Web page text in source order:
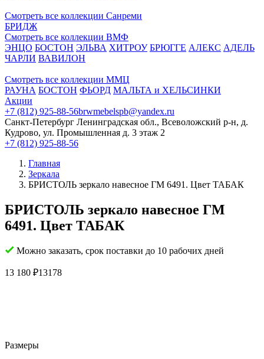
Смотреть все коллекции Санреми
БРИДЖ
Смотреть все коллекции ВМФ
ЭНЦО БОСТОН ЭЛЬВА ХИТРОУ БРЮГГЕ АЛЕКС АДЕЛЬ
ЧАРЛИ ВАВИЛОН
Смотреть все коллекции ММЦ
РАУНА БОСТОН ФЬОРД МАЛЬТА и ХЕЛЬСИНКИ
Акции
+7 (812) 925-88-56brwmebelspb@yandex.ru
Санкт-Петербург Ленинградская обл., Всеволожский р-н, д.
Кудрово, ул. Промышленная д. 3 этаж 2
+7 (812) 925-88-56
Главная
Зеркала
БРИСТОЛЬ зеркало навесное ГМ 6491. Цвет ТАБАК
БРИСТОЛЬ зеркало навесное ГМ
6491. Цвет ТАБАК
Можно заказать, срок поставки до 10 рабочих дней
13 180 ₽13178
Размеры